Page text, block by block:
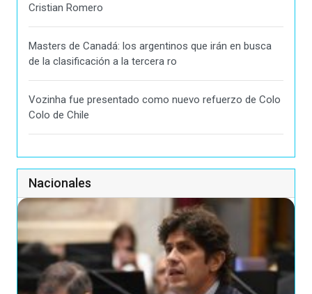
Cristian Romero
Masters de Canadá: los argentinos que irán en busca
de la clasificación a la tercera ro
Vozinha fue presentado como nuevo refuerzo de Colo
Colo de Chile
Nacionales